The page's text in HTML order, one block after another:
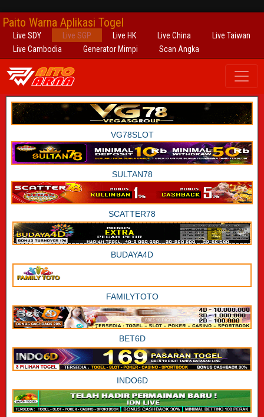
Paito Warna Aplikasi Togel
Live SDY Live SGP Live HK Live China
Live Taiwan
Live Cambodia
Generator Mimpi Scan Angka
VG78SLOT
SULTAN78
SCATTER78
BUDAYA4D
FAMILYTOTO
BET6D
INDO6D